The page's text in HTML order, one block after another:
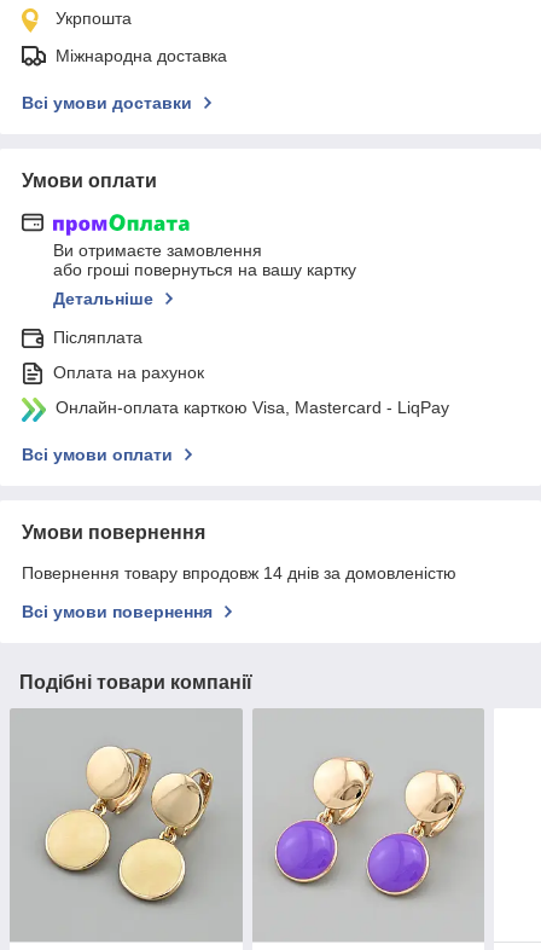
Укрпошта
Міжнародна доставка
Всі умови доставки
Умови оплати
Ви отримаєте замовлення
або гроші повернуться на вашу картку
Детальніше
Післяплата
Оплата на рахунок
Онлайн-оплата карткою Visa, Mastercard - LiqPay
Всі умови оплати
Умови повернення
Повернення товару впродовж 14 днів за домовленістю
Всі умови повернення
Подібні товари компанії